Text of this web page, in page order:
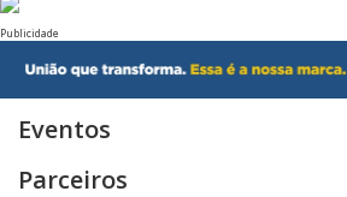
Publicidade
Eventos
Parceiros